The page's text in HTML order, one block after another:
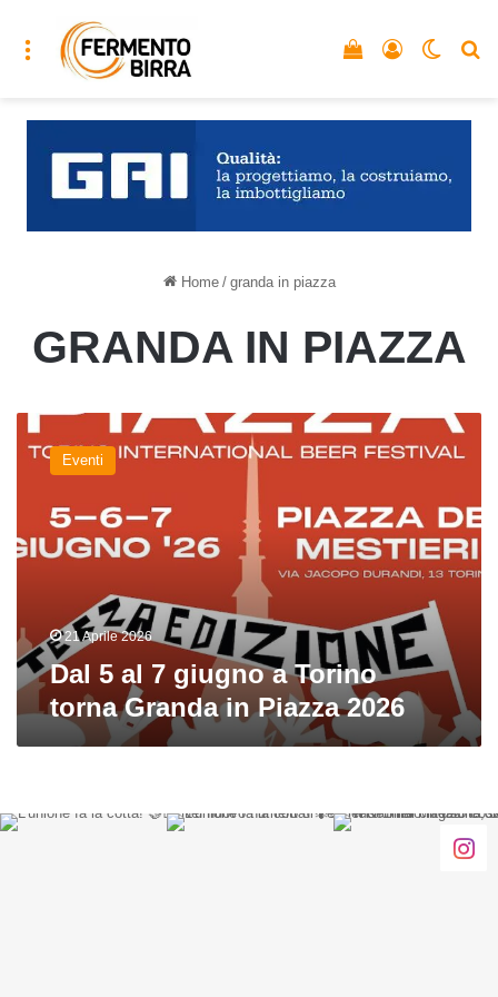
Menu Accedi
Vedi il carrello
Home / granda in piazza
GRANDA IN PIAZZA
giugno
a
Torino
in
Piazza
2026
Eventi
21 Aprile 2026
Dal 5 al 7 giugno a Torino
torna Granda in Piazza 2026